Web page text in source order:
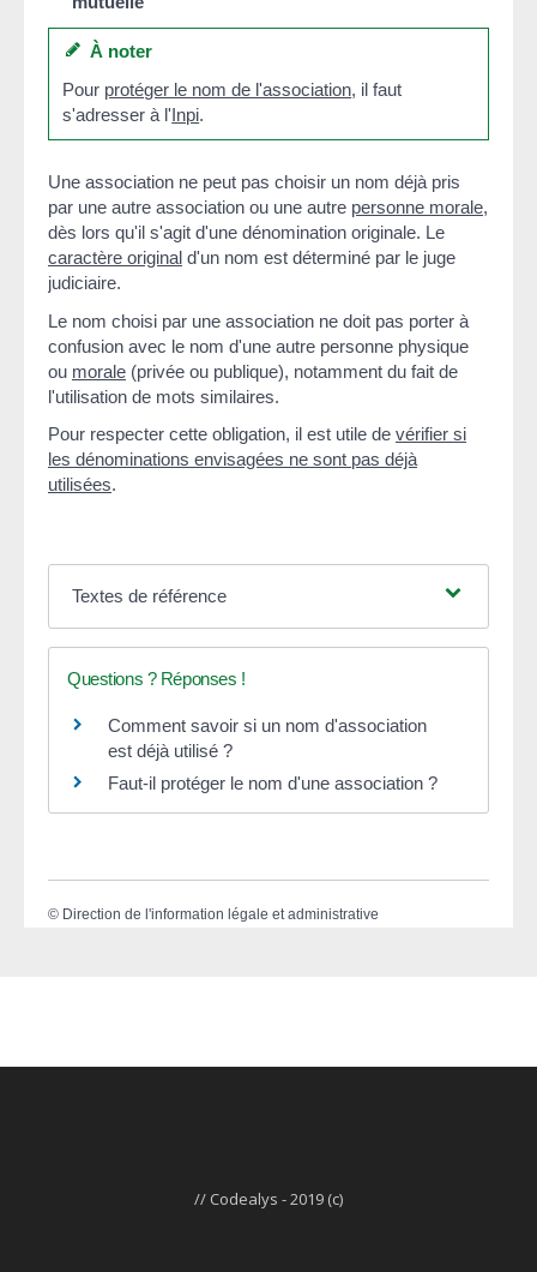
À noter
Pour protéger le nom de l'association, il faut
s'adresser à l'Inpi.
Une association ne peut pas choisir un nom déjà pris
par une autre association ou une autre personne morale,
dès lors qu'il s'agit d'une dénomination originale. Le
caractère original d'un nom est déterminé par le juge
judiciaire.
Le nom choisi par une association ne doit pas porter à
confusion avec le nom d'une autre personne physique
ou morale (privée ou publique), notamment du fait de
l'utilisation de mots similaires.
Pour respecter cette obligation, il est utile de vérifier si
les dénominations envisagées ne sont pas déjà
utilisées.
Textes de référence
Questions ? Réponses !
Comment savoir si un nom d'association
est déjà utilisé ?
Faut-il protéger le nom d'une association ?
© Direction de l'information légale et administrative
// Codealys - 2019 (c)